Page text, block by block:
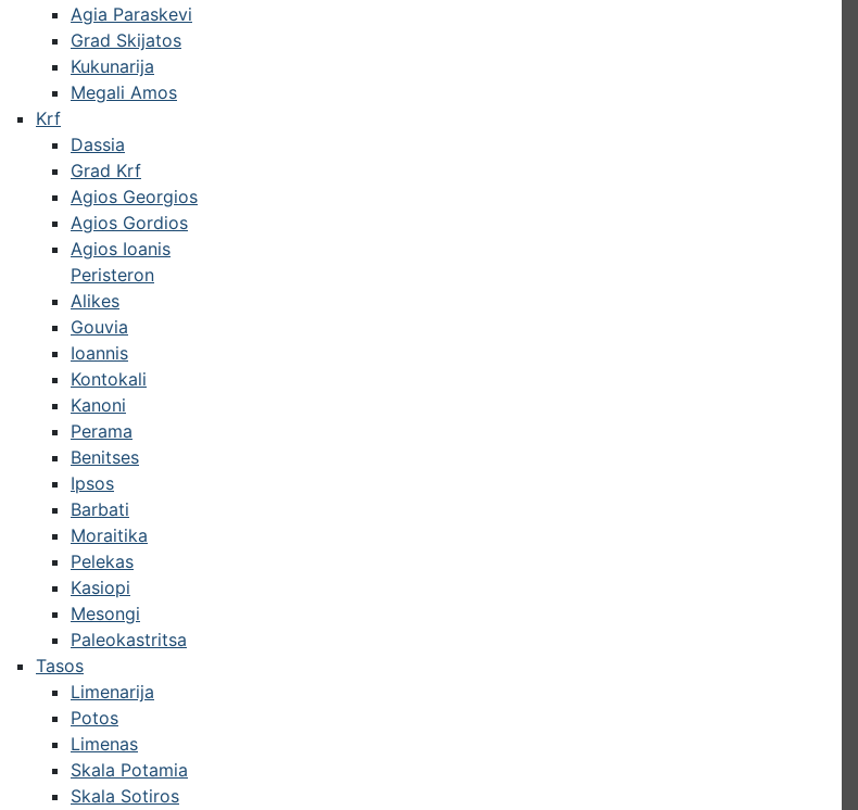
Agia Paraskevi
Grad Skijatos
Kukunarija
Megali Amos
Krf
Dassia
Grad Krf
Agios Georgios
Agios Gordios
Agios Ioanis
Peristeron
Alikes
Gouvia
Ioannis
Kontokali
Kanoni
Perama
Benitses
Ipsos
Barbati
Moraitika
Pelekas
Kasiopi
Mesongi
Paleokastritsa
Tasos
Limenarija
Potos
Limenas
Skala Potamia
Skala Sotiros